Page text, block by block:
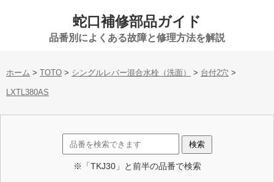
蛇口補修部品ガイド
品番別によくある故障と修理方法を解説
ホーム > TOTO > シングルレバー混合水栓（洗面） > 台付2穴 >
LXTL380AS
※「TKJ30」と前半の品番で検索